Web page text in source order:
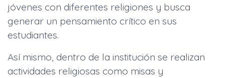
jóvenes con diferentes religiones y busca
generar un pensamiento crítico en sus
estudiantes.
Así mismo, dentro de la institución se realizan
actividades religiosas como misas y